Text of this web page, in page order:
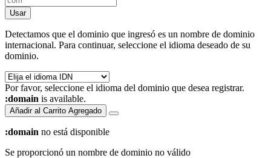
Usar
Detectamos que el dominio que ingresó es un nombre de dominio
internacional. Para continuar, seleccione el idioma deseado de su
dominio.
Por favor, seleccione el idioma del dominio que desea registrar.
:domain is available.
Añadir al Carrito Agregado
:domain no está disponible
Se proporcionó un nombre de dominio no válido